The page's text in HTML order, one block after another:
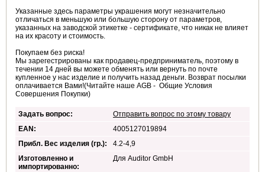
Указанные здесь параметры украшения могут незначительно
отличаться в меньшую или большую сторону от параметров,
указанных на заводской этикетке - сертификате, что никак не влияет
на их красоту и стоимость.
Покупаем без риска!
Мы зарегестрированы как продавец-предприниматель, поэтому в
течении 14 дней вы можете обменять или вернуть по почте
купленное у нас изделие и получить назад деньги. Возврат посылки
оплачивается Вами!(Читайте наше AGB - Общие Условия
Совершения Покупки)
Задать вопрос:
Отправить вопрос по этому товару
EAN:
4005127019894
Прибл. Вес изделия (гр.):
4.2-4,9
Изготовленно и
импортированно:
Для Auditor GmbH